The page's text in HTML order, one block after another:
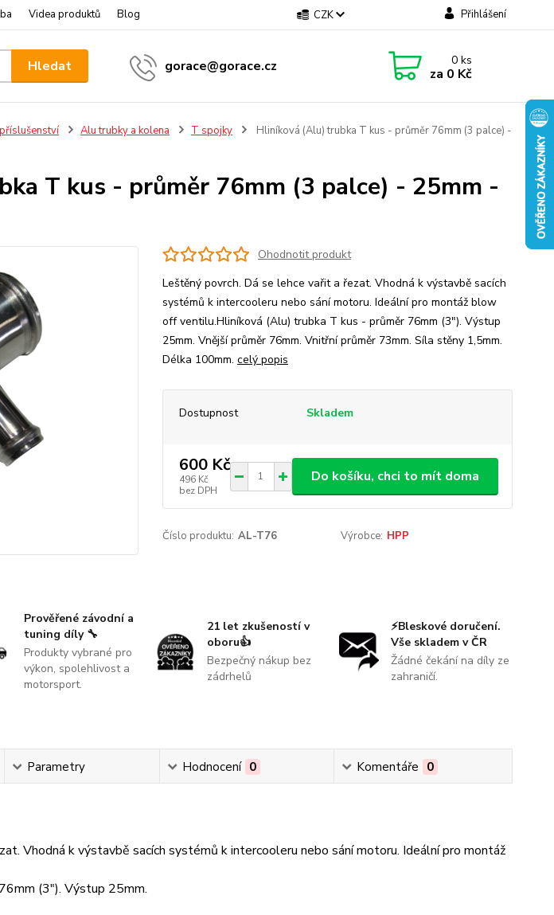
Videa produktů Blog CZK Přihlášení
Hledat gorace@gorace.cz 0ks
za 0 Kč
Alu trubky a kolena T spojky
Hliníková (Alu) trubka T kus - průměr 76mm (3 palce) -
T kus - průměr 76mm (3 palce) - 25mm -
Ohodnotit produkt
Leštěný povrch. Dá se lehce vařit a řezat. Vhodná k výstavbě sacích
systémů k intercooleru nebo sání motoru. Ideální pro montáž blow
off ventilu.Hliníková (Alu) trubka T kus - průměr 76mm (3"). Výstup
25mm. Vnější průměr 76mm. Vnitřní průměr 73mm. Síla stěny 1,5mm.
Délka 100mm. celý popis
Dostupnost Skladem
600 Kč
496 Kč
bez DPH
Do košíku, chci to mít doma
Číslo produktu: AL-T76 Výrobce: HPP
Prověřené závodní a
tuning díly 🔧
Produkty vybrané pro
výkon, spolehlivost a
motorsport.
21 let zkušeností v
oboru👍
Bezpečný nákup bez
zádrhelů
⚡Bleskové doručení.
Vše skladem v ČR
Žádné čekání na díly ze
zahraničí.
Parametry Hodnocení 0 Komentáře 0
Vhodná k výstavbě sacích systémů k intercooleru nebo sání motoru. Ideální pro montáž
(3"). Výstup 25mm.